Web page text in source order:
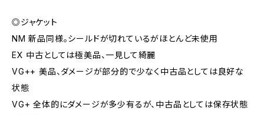
◎ジャケット
NM 新品同様。シールドが切れているがほとんど未使用
EX 中古としては極美品、一見して綺麗
VG++ 美品、ダメージが部分的で少なく中古品としては良好な
状態
VG+ 全体的にダメージが多少有るが、中古品としては保存状態